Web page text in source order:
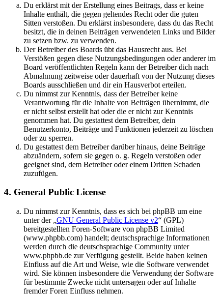
Du erklärst mit der Erstellung eines Beitrags, dass er keine
Inhalte enthält, die gegen geltendes Recht oder die guten
Sitten verstoßen. Du erklärst insbesondere, dass du das Recht
besitzt, die in deinen Beiträgen verwendeten Links und Bilder
zu setzen bzw. zu verwenden.
Der Betreiber des Boards übt das Hausrecht aus. Bei
Verstößen gegen diese Nutzungsbedingungen oder anderer im
Board veröffentlichten Regeln kann der Betreiber dich nach
Abmahnung zeitweise oder dauerhaft von der Nutzung dieses
Boards ausschließen und dir ein Hausverbot erteilen.
Du nimmst zur Kenntnis, dass der Betreiber keine
Verantwortung für die Inhalte von Beiträgen übernimmt, die
er nicht selbst erstellt hat oder die er nicht zur Kenntnis
genommen hat. Du gestattest dem Betreiber, dein
Benutzerkonto, Beiträge und Funktionen jederzeit zu löschen
oder zu sperren.
Du gestattest dem Betreiber darüber hinaus, deine Beiträge
abzuändern, sofern sie gegen o. g. Regeln verstoßen oder
geeignet sind, dem Betreiber oder einem Dritten Schaden
zuzufügen.
4. General Public License
Du nimmst zur Kenntnis, dass es sich bei phpBB um eine
unter der „GNU General Public License v2“ (GPL)
bereitgestellten Foren-Software von phpBB Limited
(www.phpbb.com) handelt; deutschsprachige Informationen
werden durch die deutschsprachige Community unter
www.phpbb.de zur Verfügung gestellt. Beide haben keinen
Einfluss auf die Art und Weise, wie die Software verwendet
wird. Sie können insbesondere die Verwendung der Software
für bestimmte Zwecke nicht untersagen oder auf Inhalte
fremder Foren Einfluss nehmen.